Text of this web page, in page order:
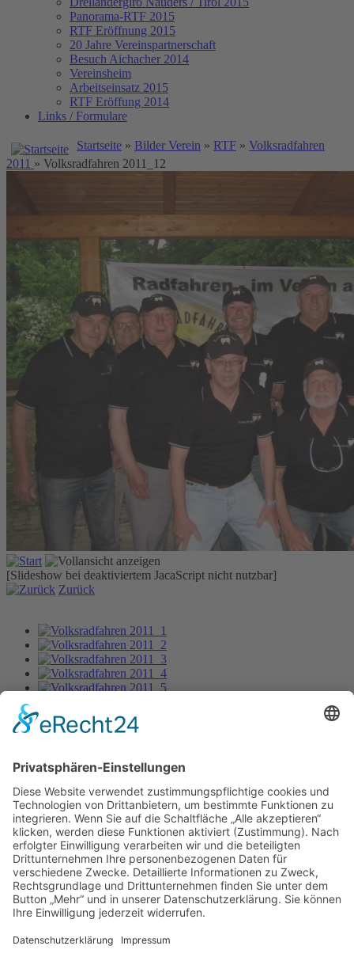
Panorama-RTF 2015
RTF Eröffnung 2015
20 Jahre Vereinspartnerschaft
Besuch Aichacher 2014
Vereinsheim
Arbeitseinsatz 2015
RTF Eröffung 2014
Links / Formulare
Startseite » Bilder Verein » RTF » Volksradfahren
2011 » Volksradfahren 2011_12
[Slideshow bei deaktiviertem JacaScript nicht nutzbar]
Zurück
Volksradfahren 2011_12
Bild-Informationen
Aktuelle Seite:
Bildergalerie